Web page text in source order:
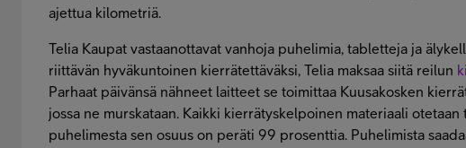
ajettua kilometriä.
Telia Kaupat vastaanottavat vanhoja puhelimia, tabletteja ja
riittävän hyväkuntoinen kierrätettäväksi, Telia maksaa siitä reilun
Parhaat päivänsä nähneet laitteet se toimittaa Kuusakosken
jossa ne murskataan. Kaikki kierrätyskelpoinen materiaali otetaan
puhelimesta sen osuus on peräti 99 prosenttia. Puhelimista